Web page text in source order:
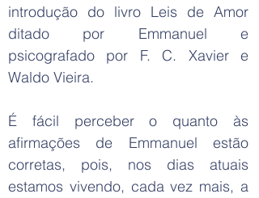
introdução do livro Leis de Amor
ditado por Emmanuel e
psicografado por F. C. Xavier e
Waldo Vieira.
É fácil perceber o quanto às
afirmações de Emmanuel estão
corretas, pois, nos dias atuais
estamos vivendo, cada vez mais, a